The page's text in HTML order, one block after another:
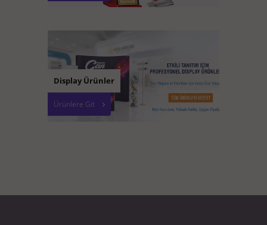
Display Ürünler
Ürünlere Git